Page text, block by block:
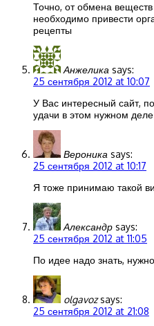
Точно, от обмена
необходимо привести
рецепты
Анжелика says:
25 сентября 2012 at 10:07
У Вас интересный сайт,
удачи в этом нужном
Вероника says:
25 сентября 2012 at 10:17
Я тоже принимаю такой
Александр says:
25 сентября 2012 at 11:05
По идее надо знать,
olgavoz says:
25 сентября 2012 at 21:08